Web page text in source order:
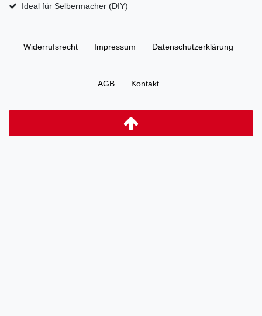
Ideal für Selbermacher (DIY)
Widerrufs­recht Impressum Daten­schutz­erklärung
AGB Kontakt